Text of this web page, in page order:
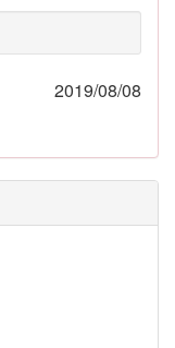
2019/08/08